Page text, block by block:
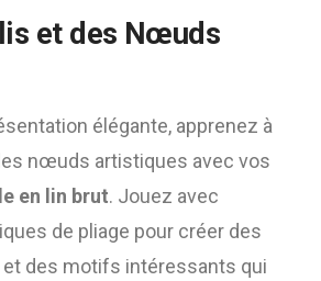
et des Nœuds
élégante, apprenez à
nœuds artistiques avec vos
en lin brut. Jouez avec
de pliage pour créer des
des motifs intéressants qui